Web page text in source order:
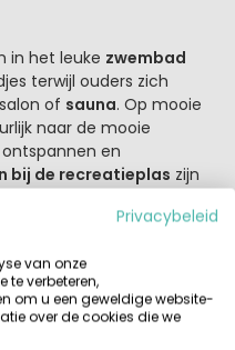
in het leuke zwembad
terwijl ouders zich
of sauna. Op mooie
naar de mooie
en
bij de recreatieplas zijn
overdekt zwembad
is er een leuk
om de omgeving te
op Resort Limburg
van de
Privacybeleid
van onze
te verbeteren,
om u een geweldige website-
over de cookies die we